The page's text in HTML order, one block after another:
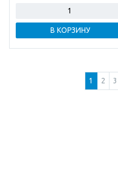
В КОРЗИНУ
1 2 3